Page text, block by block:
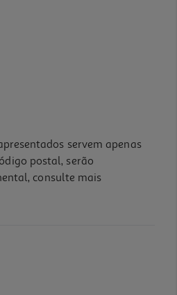
servem apenas
postal, serão
consulte mais